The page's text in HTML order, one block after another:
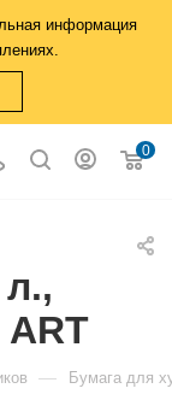
информация
0
— Бумага для